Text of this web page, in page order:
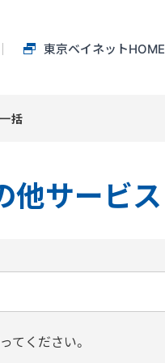
東京ベイネットHOME
括
他サービス
てください。